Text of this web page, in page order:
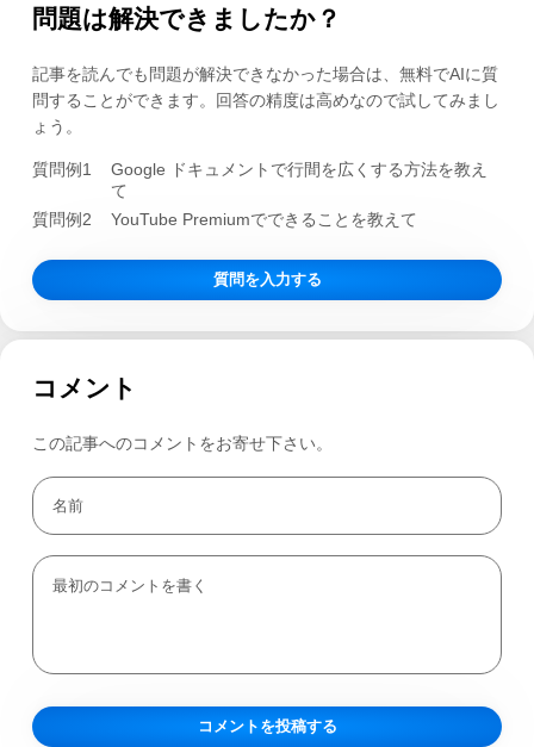
問題は解決できましたか？
記事を読んでも問題が解決できなかった場合は、無料でAIに質
問することができます。回答の精度は高めなので試してみまし
ょう。
質問例1
Google ドキュメントで行間を広くする方法を教え
て
質問例2
YouTube Premiumでできることを教えて
質問を入力する
コメント
この記事へのコメントをお寄せ下さい。